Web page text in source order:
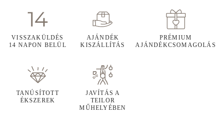
VISSZAKÜLDÉS
14 NAPON BELÜL
AJÁNDÉK
KISZÁLLÍTÁS
PRÉMIUM
AJÁNDÉKCSOMAGOLÁS
TANÚSÍTOTT
ÉKSZEREK
JAVÍTÁS A
TEILOR
MŰHELYÉBEN